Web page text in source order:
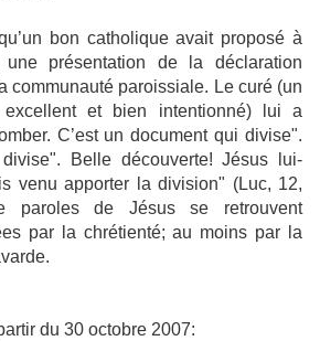
bon catholique avait proposé à
présentation de la déclaration
communauté paroissiale. Le curé (un
et bien intentionné) lui a
C’est un document qui divise".
Belle découverte! Jésus lui-
venu apporter la division" (Luc, 12,
paroles de Jésus se retrouvent
par la chrétienté; au moins par la
du 30 octobre 2007: